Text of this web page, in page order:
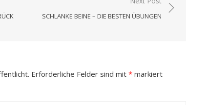
SCHLANKE BEINE – DIE BESTEN ÜBUNGEN
Erforderliche Felder sind mit * markiert